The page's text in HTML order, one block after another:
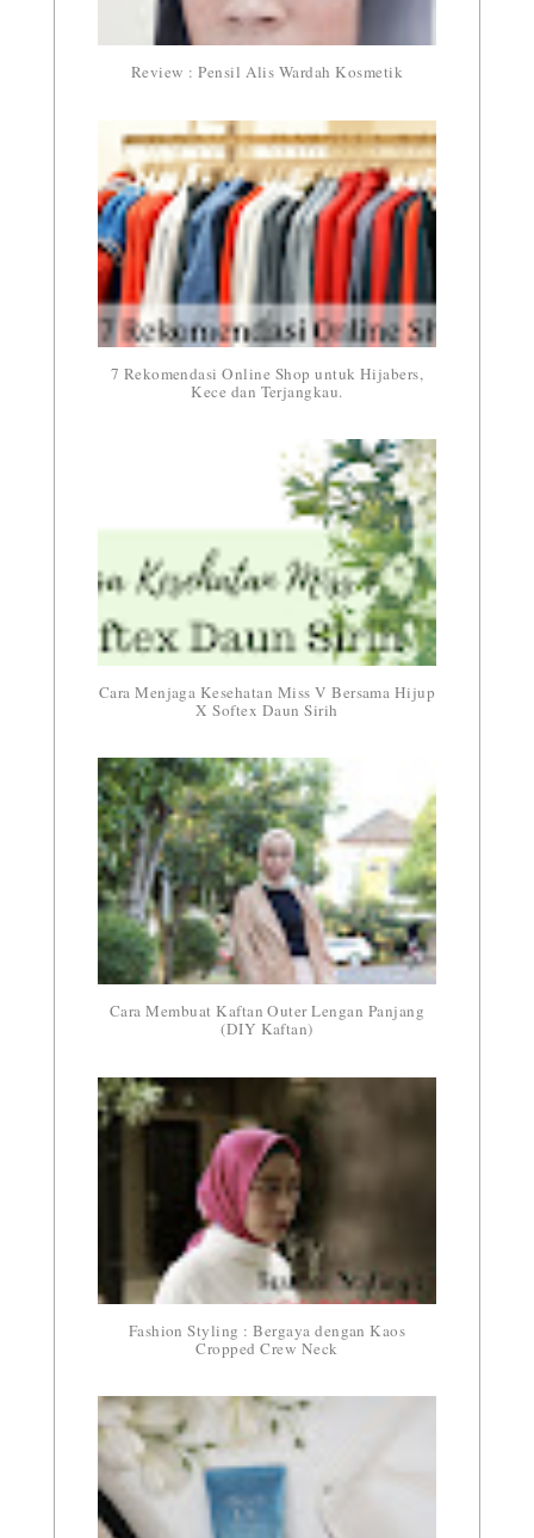
Review : Pensil Alis Wardah Kosmetik
7 Rekomendasi Online Shop untuk Hijabers,
Kece dan Terjangkau.
Cara Menjaga Kesehatan Miss V Bersama Hijup
X Softex Daun Sirih
Cara Membuat Kaftan Outer Lengan Panjang
(DIY Kaftan)
Fashion Styling : Bergaya dengan Kaos
Cropped Crew Neck